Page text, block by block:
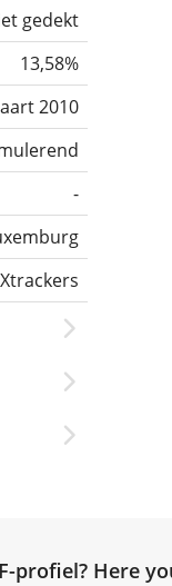
gedekt
13,58%
2010
-
Xtrackers
profiel? Here